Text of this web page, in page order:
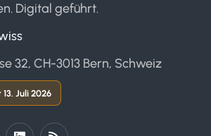
Digital geführt.
32, CH-3013 Bern, Schweiz
Juli 2026